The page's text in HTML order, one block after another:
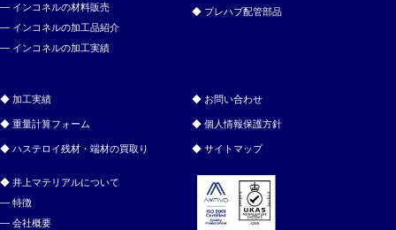
インコネルの材料販売
インコネルの加工品紹介
インコネルの加工実績
プレハブ配管部品
加工実績
重量計算フォーム
ハステロイ残材・端材の買取り
井上マテリアルについて
特徴
会社概要
お問い合わせ
個人情報保護方針
サイトマップ